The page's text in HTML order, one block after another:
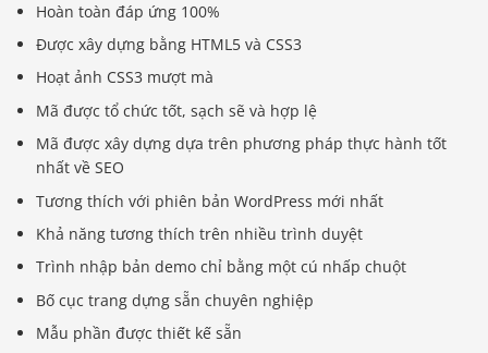
Hoàn toàn đáp ứng 100%
Được xây dựng bằng HTML5 và CSS3
Hoạt ảnh CSS3 mượt mà
Mã được tổ chức tốt, sạch sẽ và hợp lệ
Mã được xây dựng dựa trên phương pháp thực hành tốt
nhất về SEO
Tương thích với phiên bản WordPress mới nhất
Khả năng tương thích trên nhiều trình duyệt
Trình nhập bản demo chỉ bằng một cú nhấp chuột
Bố cục trang dựng sẵn chuyên nghiệp
Mẫu phần được thiết kế sẵn